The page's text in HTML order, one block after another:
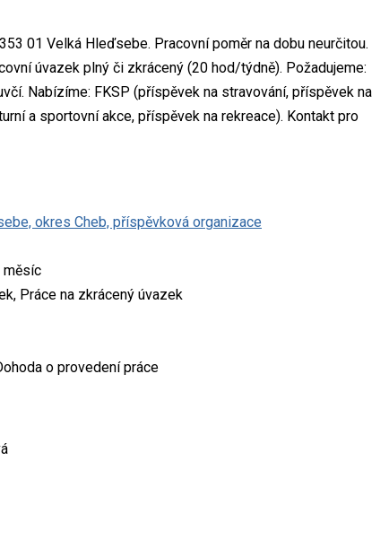
01 Velká Hleďsebe. Pracovní poměr na dobu neurčitou.
úvazek plný či zkrácený (20 hod/týdně). Požadujeme:
Nabízíme: FKSP (příspěvek na stravování, příspěvek na
a sportovní akce, příspěvek na rekreace). Kontakt pro
okres Cheb, příspěvková organizace
měsíc
Práce na zkrácený úvazek
o provedení práce